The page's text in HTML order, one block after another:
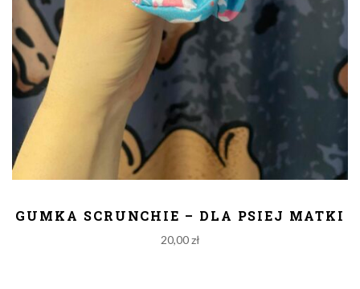
GUMKA SCRUNCHIE – DLA PSIEJ MATKI
20,00zł